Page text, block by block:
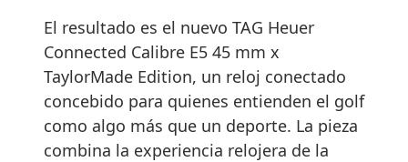
El resultado es el nuevo TAG Heuer
Connected Calibre E5 45 mm x
TaylorMade Edition, un reloj conectado
concebido para quienes entienden el golf
como algo más que un deporte. La pieza
combina la experiencia relojera de la